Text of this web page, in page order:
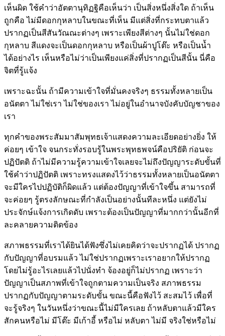
เห็นผิด ใช้คำว่าอัตตานุทิฏฐิคือเห็นว่า เป็นสิ่งหนึ่งสิ่งใด ถ้าเห็น
ถูกคือ ไม่มีดอกกุหลาบในขณะที่เห็น มีแต่สิ่งที่กระทบตาแล้ว
ปรากฏเป็นสีสันวัณณะต่างๆ เพราะเพียงสีต่างๆ นั้นไม่ใช่ดอก
กุหลาบ สีแดงจะเป็นดอกกุหลาบ หรือเป็นผ้าปูโต๊ะ หรือเป็นน้ำ
ได้อย่างไร เห็นหรือไม่ว่าเป็นเพียงแค่สิ่งที่ปรากฏเป็นสีนั้น นี่คือ
จิตที่รู้แจ้ง
เพราะฉะนั้น ถ้ามีความเข้าใจที่มั่นคงจริงๆ ธรรมทั้งหลายเป็น
อนัตตา ไม่ใช่เรา ไม่ใช่ของเรา ไม่อยู่ในอำนาจบังคับบัญชาของ
เรา
ทุกคำของพระสัมมาสัมพุทธเจ้าแสดงความละเอียดอย่างยิ่ง ให้
ค่อยๆ เข้าใจ จนกระทั่งรอบรู้ในพระพุทธพจน์คือปริยัติ ก่อนจะ
ปฏิปัตติ ถ้าไม่มีความรู้ความเข้าใจเลยจะไม่ถึงปัญญาระดับขั้นที่
ใช้คำว่าปฏิปัตติ เพราะทรงแสดงไว้ว่าธรรมทั้งหลายเป็นอนัตตา
จะมีใครไปปฏิบัติก็ผิดแล้ว แต่ต้องปัญญาที่เข้าใจขึ้น สามารถที่
จะค่อยๆ รู้ตรงลักษณะที่กำลังเป็นอย่างนั้นทีละหนึ่ง แต่ยังไม่
ประจักษ์แจ้งการเกิดดับ เพราะต้องเป็นปัญญาที่มากกว่านั้นอีกที่
ละคลายความติดข้อง
สภาพธรรมที่เราได้ยินได้ฟังซึ่งไม่เคยคิดว่าจะปรากฏได้ ปรากฏ
กับปัญญาที่อบรมแล้ว ไม่ใช่ปรากฏเพราะเราอยากให้ปรากฏ
โดยไม่รู้อะไรเลยแล้วไปนั่งทำ จ้องอยู่ก็ไม่ปรากฏ เพราะว่า
ปัญญาเป็นสภาพที่เข้าใจถูกตามความเป็นจริง สภาพธรรม
ปรากฏกับปัญญาตามระดับขั้น ขณะนี้คือฟังไว้ สะสมไว้ เพื่อที่
จะรู้จริงๆ ในวันหนึ่งว่าขณะนี้ไม่มีใครเลย ถ้าหลับตาแล้วมีใคร
สักคนหรือไม่ มีโต๊ะ มีเก้าอี้ หรือไม่ หลับตา ไม่มี จริงใช่หรือไม่